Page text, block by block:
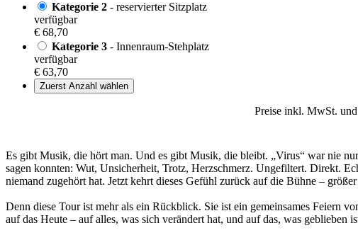
Kategorie 2 - reservierter Sitzplatz
verfügbar
€ 68,70
Kategorie 3 - Innenraum-Stehplatz
verfügbar
€ 63,70
Zuerst Anzahl wählen
Preise inkl. MwSt.
Es gibt Musik, die hört man. Und es gibt Musik, die bleibt. „Virus“ war nie
sagen konnten: Wut, Unsicherheit, Trotz, Herzschmerz. Ungefiltert. Direkt.
niemand zugehört hat. Jetzt kehrt dieses Gefühl zurück auf die Bühne –
Denn diese Tour ist mehr als ein Rückblick. Sie ist ein gemeinsames Feiern
auf das Heute – auf alles, was sich verändert hat, und auf das, was geblieben